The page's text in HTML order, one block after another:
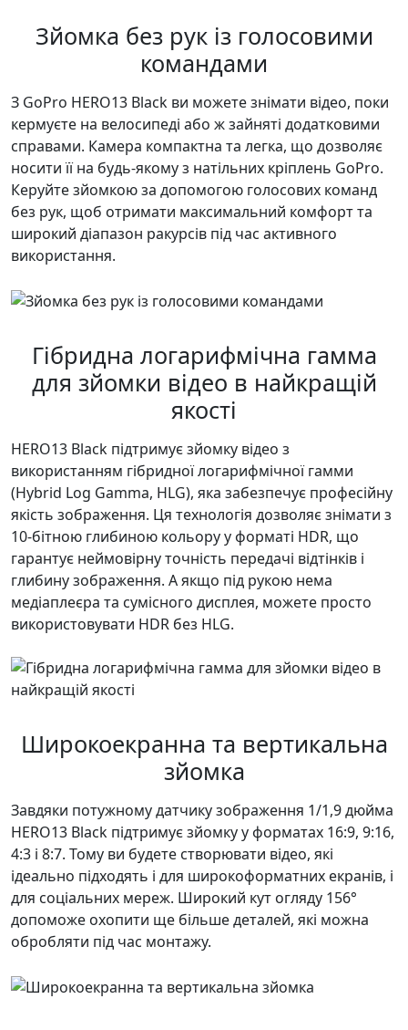
Зйомка без рук із голосовими
командами
З GoPro HERO13 Black ви можете знімати відео, поки
кермуєте на велосипеді або ж зайняті додатковими
справами. Камера компактна та легка, що дозволяє
носити її на будь-якому з натільних кріплень GoPro.
Керуйте зйомкою за допомогою голосових команд
без рук, щоб отримати максимальний комфорт та
широкий діапазон ракурсів під час активного
використання.
Гібридна логарифмічна гамма
для зйомки відео в найкращій
якості
HERO13 Black підтримує зйомку відео з
використанням гібридної логарифмічної гамми
(Hybrid Log Gamma, HLG), яка забезпечує професійну
якість зображення. Ця технологія дозволяє знімати з
10-бітною глибиною кольору у форматі HDR, що
гарантує неймовірну точність передачі відтінків і
глибину зображення. А якщо під рукою нема
медіаплеєра та сумісного дисплея, можете просто
використовувати HDR без HLG.
Широкоекранна та вертикальна
зйомка
Завдяки потужному датчику зображення 1/1,9 дюйма
HERO13 Black підтримує зйомку у форматах 16:9, 9:16,
4:3 і 8:7. Тому ви будете створювати відео, які
ідеально підходять і для широкоформатних екранів, і
для соціальних мереж. Широкий кут огляду 156°
допоможе охопити ще більше деталей, які можна
обробляти під час монтажу.